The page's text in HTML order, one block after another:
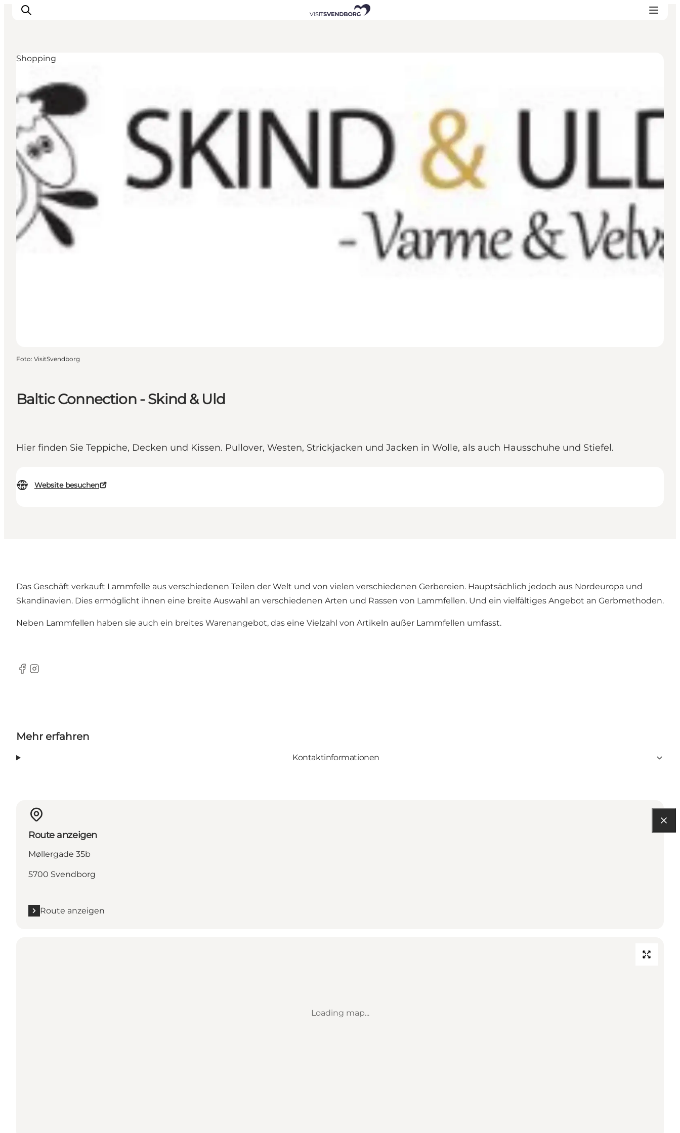
Veranstaltungen
Essen und Trinken
Shopping in Svendborg
Übernachtung
Den Urlaub planen
Baltic Connection - Skind & Uld
Hier finden Sie Teppiche, Decken und Kissen. Pullover, Westen, Strickjacken und Jacken in Wolle, als auch Hausschuhe und Stiefel.
Website besuchen
Shopping
Foto: VisitSvendborg
Das Geschäft verkauft Lammfelle aus verschiedenen Teilen der Welt und von vielen verschiedenen Gerbereien. Hauptsächlich jedoch aus Nordeuropa und
Skandinavien. Dies ermöglicht ihnen eine breite Auswahl an verschiedenen Arten und Rassen von Lammfellen. Und ein vielfältiges Angebot an Gerbmethoden.
Neben Lammfellen haben sie auch ein breites Warenangebot, das eine Vielzahl von Artikeln außer Lammfellen umfasst.
Facebook
Instagram
Mehr erfahren
Kontaktinformationen
Route anzeigen
Møllergade 35b
5700 Svendborg
Route anzeigen
Loading map...